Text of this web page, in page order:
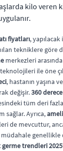
kilo veren
fiyatları,
tekniklere göre
merkezleri arasında
ile öne
, hastanın yaşına
değişir.360
tüm deri
sağlar. Ayrıca,
de mevcuttur,
genellikle
germe trendleri 2025